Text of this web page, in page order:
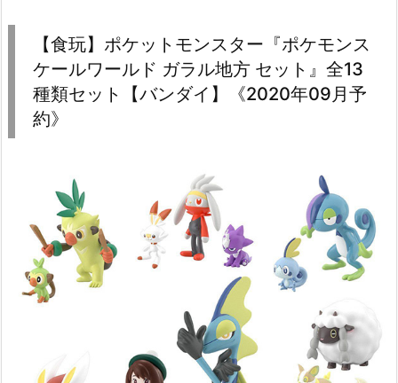
【食玩】ポケットモンスター『ポケモンス
ケールワールド ガラル地方 セット』全13
種類セット【バンダイ】《2020年09月予
約》